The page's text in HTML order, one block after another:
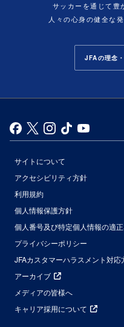
サッカーを通じて豊
人々の心身の健全な
JFAの理念
サイトについて
アクセシビリティ方針
利用規約
個人情報保護方針
個人番号及び特定個人情報の適
プライバシーポリシー
JFAカスタマーハラスメント対応
アーカイブ
メディアの皆様へ
キャリア採用について